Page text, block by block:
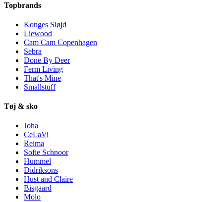
Topbrands
Konges Sløjd
Liewood
Cam Cam Copenhagen
Sebra
Done By Deer
Ferm Living
That's Mine
Smallstuff
Tøj & sko
Joha
CeLaVi
Reima
Sofie Schnoor
Hummel
Didriksons
Hust and Claire
Bisgaard
Molo